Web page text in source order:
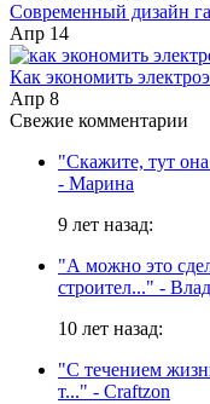
Современный дизайн
Апр 14
Как экономить
Апр 8
Свежие комментарии
"Скажите, тут
- Марина
9 лет назад:
"А можно это
строител..." -
10 лет назад:
"С течением
т..." - Craftzon